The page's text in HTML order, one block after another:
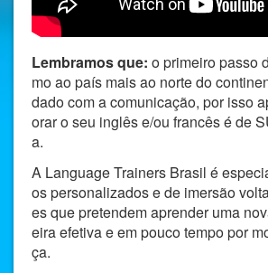
Lembramos que: o primeiro passo
mo ao país mais ao norte do
dado com a comunicação, por isso
orar o seu inglês e/ou francês é de
a.
A Language Trainers Brasil é
os personalizados e de imersão
es que pretendem aprender uma
eira efetiva e em pouco tempo por
ça.